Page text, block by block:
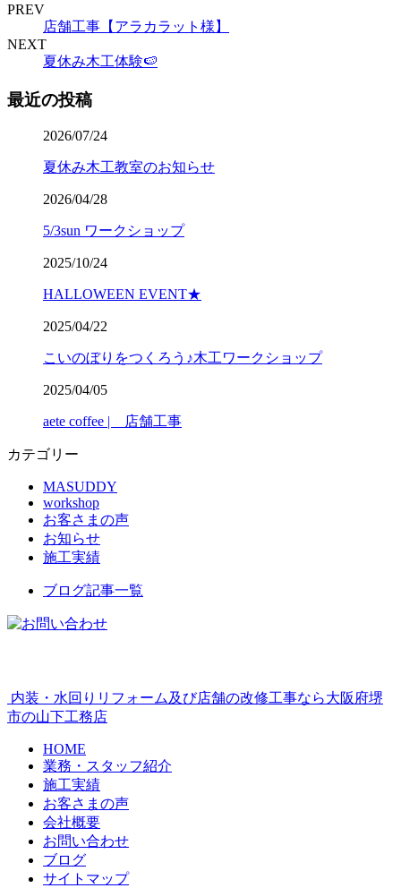
PREV
店舗工事【アラカラット様】
NEXT
夏休み木工体験🍉
最近の投稿
2026/07/24
夏休み木工教室のお知らせ
2026/04/28
5/3sun ワークショップ
2025/10/24
HALLOWEEN EVENT★
2025/04/22
こいのぼりをつくろう♪木工ワークショップ
2025/04/05
aete coffee | 店舗工事
カテゴリー
MASUDDY
workshop
お客さまの声
お知らせ
施工実績
ブログ記事一覧
内装・水回りリフォーム及び店舗の改修工事なら大阪府堺
市の山下工務店
HOME
業務・スタッフ紹介
施工実績
お客さまの声
会社概要
お問い合わせ
ブログ
サイトマップ